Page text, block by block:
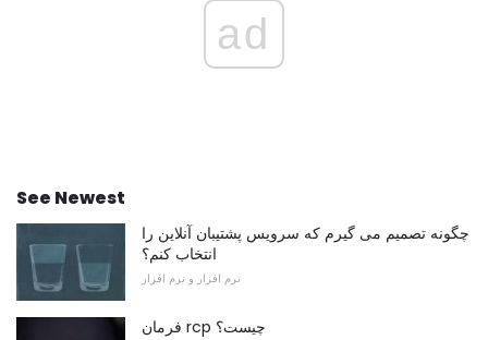
ad
See Newest
چگونه تصمیم می گیرم که سرویس پشتیبان آنلاین را
انتخاب کنم؟
نرم افزار و نرم افزار
فرمان rcp چیست؟